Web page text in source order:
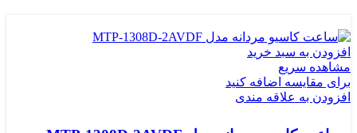
افزودن به سبد خرید
مشاهده سریع
برای مقایسه اضافه کنید
افزودن به علاقه مندی